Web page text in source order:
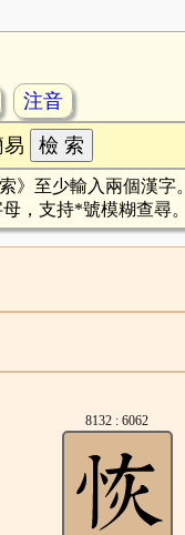
注音
易
》至少輸入兩個漢字。
，支持*號模糊查尋。
8132 : 6062